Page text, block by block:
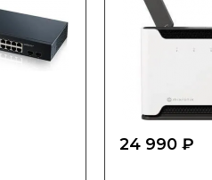
24 990 ₽